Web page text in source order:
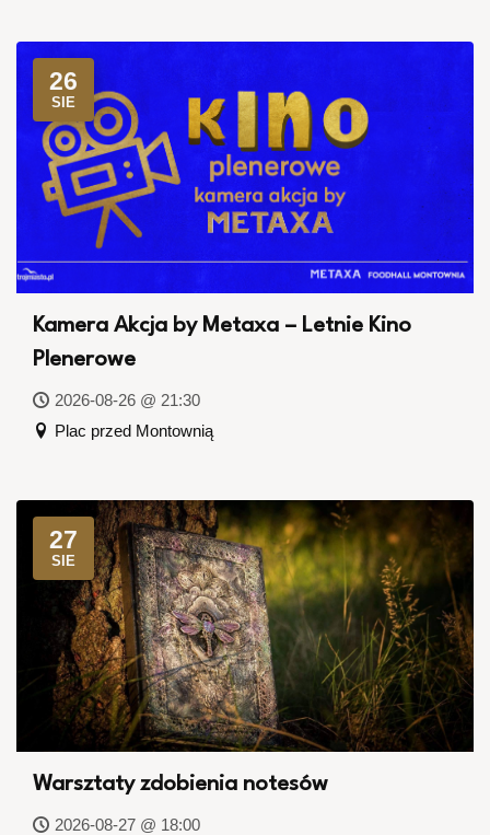
26
SIE
Kamera Akcja by Metaxa – Letnie Kino
Plenerowe
2026-08-26 @ 21:30
Plac przed Montownią
27
SIE
Warsztaty zdobienia notesów
2026-08-27 @ 18:00